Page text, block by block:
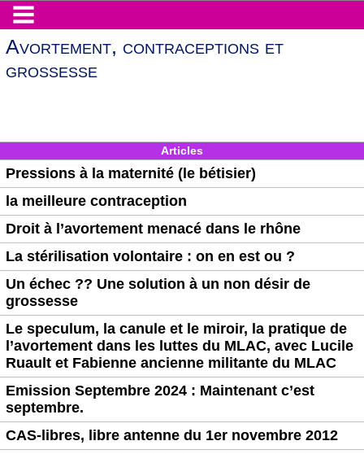
Avortement, contraceptions et
grossesse
Articles
Pressions à la maternité (le bétisier)
la meilleure contraception
Droit à l’avortement menacé dans le rhône
La stérilisation volontaire : on en est ou ?
Un échec ?? Une solution à un non désir de
grossesse
Le speculum, la canule et le miroir, la pratique de
l’avortement dans les luttes du MLAC, avec Lucile
Ruault et Fabienne ancienne militante du MLAC
Emission Septembre 2024 : Maintenant c’est
septembre.
CAS-libres, libre antenne du 1er novembre 2012